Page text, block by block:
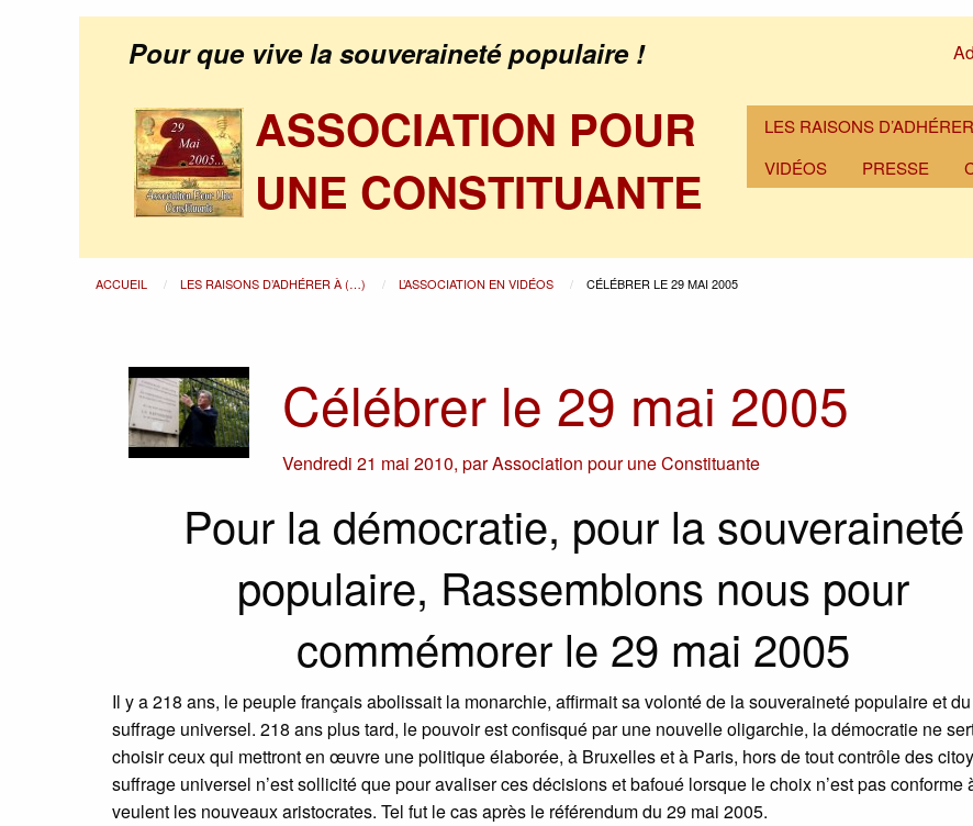
Pour que vive la souveraineté populaire !
ASSOCIATION POUR
UNE CONSTITUANTE
LES RAISONS
VIDÉOS
PRESSE
ACCUEIL LES RAISONS D’ADHÉRER À (…) L’ASSOCIATION EN VIDÉOS CÉLÉBRER LE 29 MAI 2005
Célébrer le 29 mai 2005
Vendredi 21 mai 2010,parAssociation pour une Constituante
Pour la démocratie, pour la souveraineté
populaire, Rassemblons nous pour
commémorer le 29 mai 2005
Il y a 218 ans, le peuple français abolissait la monarchie, affirmait sa volonté de la souveraineté populaire et du
suffrage universel. 218 ans plus tard, le pouvoir est confisqué par une nouvelle oligarchie, la démocratie ne
choisir ceux qui mettront en œuvre une politique élaborée, à Bruxelles et à Paris, hors de tout contrôle des
suffrage universel n’est sollicité que pour avaliser ces décisions et bafoué lorsque le choix n’est pas conforme
veulent les nouveaux aristocrates. Tel fut le cas après le référendum du 29 mai 2005.